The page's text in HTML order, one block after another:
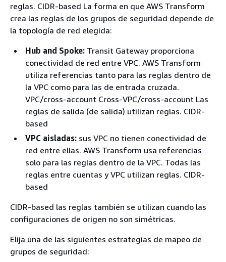
reglas. CIDR-based La forma en que AWS Transform
crea las reglas de los grupos de seguridad depende de
la topología de red elegida:
Hub and Spoke: Transit Gateway proporciona
conectividad de red entre VPC. AWS Transform
utiliza referencias tanto para las reglas dentro de
la VPC como para las de entrada cruzada.
VPC/cross-account Cross-VPC/cross-account Las
reglas de salida (de salida) utilizan reglas. CIDR-
based
VPC aisladas: sus VPC no tienen conectividad de
red entre ellas. AWS Transform usa referencias
solo para las reglas dentro de la VPC. Todas las
reglas entre cuentas y VPC utilizan reglas. CIDR-
based
CIDR-based las reglas también se utilizan cuando las
configuraciones de origen no son simétricas.
Elija una de las siguientes estrategias de mapeo de
grupos de seguridad: